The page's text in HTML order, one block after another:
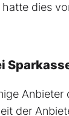
dies
der